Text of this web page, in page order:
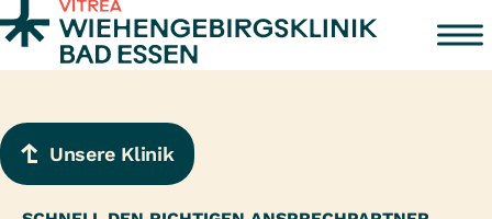
Zum Inhalt springen
Unsere Klinik